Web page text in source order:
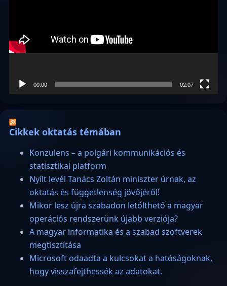
00:00 02:07
Cikkek oktatás témában
Konzulens – a polgári kommunikációs és
statisztikai platform
Nyílt levél Tanács Zoltán miniszter úrnak, az
oktatás és függetlenség jövőjéről!
Mikor lesz újra szabadon letölthető a magyar
operációs rendszerünk újabb verziója?
A magyar informatika és a szabad szoftverek
megtisztítása
Microsoft odaadta a kulcsokat a hatóságoknak,
hogy visszafejthessék az adatokat.